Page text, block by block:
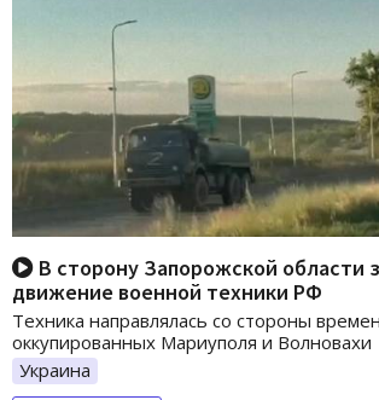
В сторону Запорожской области
движение военной техники РФ
Техника направлялась со стороны
оккупированных Мариуполя и Волновахи
Украина